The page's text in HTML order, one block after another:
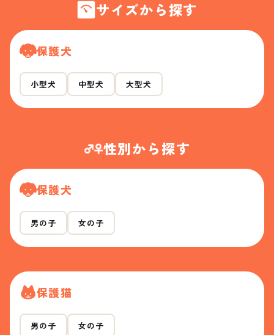
サイズから探す
保護犬
小型犬 中型犬 大型犬
性別から探す
保護犬
男の子 女の子
保護猫
男の子 女の子